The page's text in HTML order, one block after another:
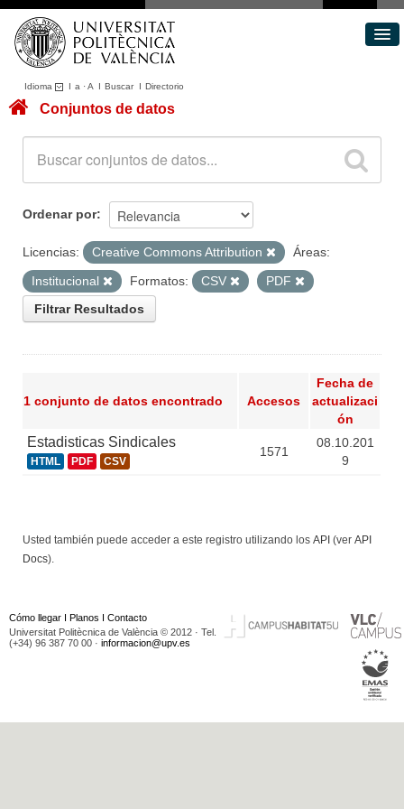
Idioma I a ·A I BuscarI Directorio
Conjuntos de datos
Acerca de
Portal de Transparencia
Conjuntos de datos
Ordenar por
Licencias: Creative Commons Attribution
Áreas:
Institucional
Formatos: CSV
PDF
Filtrar Resultados
1 conjunto de datos encontrado Accesos
Fecha de
actualizaci
ón
Estadisticas Sindicales
HTML PDF CSV
1571
08.10.201
9
Usted también puede acceder a este registro utilizando los API (ver API
Docs).
Cómo llegar I Planos I Contacto
Universitat Politècnica de València © 2012 · Tel.
(+34) 96 387 70 00 · informacion@upv.es